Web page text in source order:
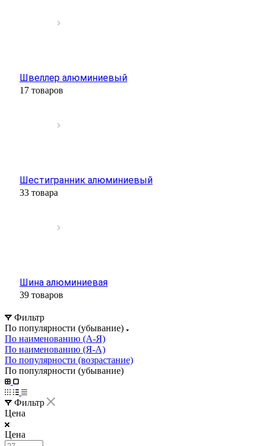
Швеллер алюминиевый
17 товаров
Шестигранник алюминиевый
33 товара
Шина алюминиевая
39 товаров
Фильтр
По популярности (убывание)
По наименованию (А-Я)
По наименованию (Я-А)
По популярности (возрастание)
По популярности (убывание)
Фильтр
Цена
Цена